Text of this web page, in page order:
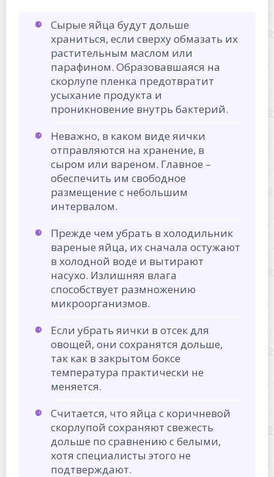
Сырые яйца будут дольше
храниться, если сверху обмазать их
растительным маслом или
парафином. Образовавшаяся на
скорлупе пленка предотвратит
усыхание продукта и
проникновение внутрь бактерий.
Неважно, в каком виде яички
отправляются на хранение, в
сыром или вареном. Главное –
обеспечить им свободное
размещение с небольшим
интервалом.
Прежде чем убрать в холодильник
вареные яйца, их сначала остужают
в холодной воде и вытирают
насухо. Излишняя влага
способствует размножению
микроорганизмов.
Если убрать яички в отсек для
овощей, они сохранятся дольше,
так как в закрытом боксе
температура практически не
меняется.
Считается, что яйца с коричневой
скорлупой сохраняют свежесть
дольше по сравнению с белыми,
хотя специалисты этого не
подтверждают.